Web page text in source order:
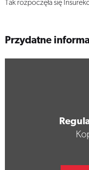
Tak rozpoczęła się
Przydatne